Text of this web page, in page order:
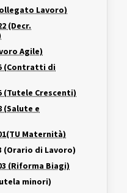
Lavoro)
(Decr.
Agile)
(Contratti di
(Tutele Crescenti)
(Salute e
Maternità)
(Orario di Lavoro)
(Riforma Biagi)
minori)